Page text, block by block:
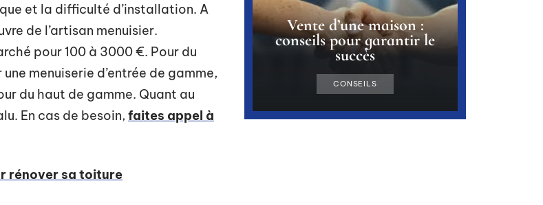
et la difficulté d’installation. A
de l’artisan menuisier.
pour 100 à 3000 €. Pour du
menuiserie d’entrée de gamme,
du haut de gamme. Quant au
En cas de besoin, faites appel à
rénover sa toiture
Vente d’une maison :
conseils pour garantir le
succès
CONSEILS